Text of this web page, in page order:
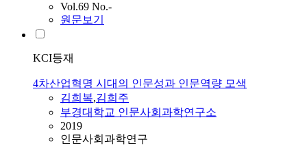
Vol.69 No.-
원문보기
KCI등재
4차산업혁명 시대의 인문성과 인문역량 모색
김희복,김희주
부경대학교 인문사회과학연구소
2019
인문사회과학연구